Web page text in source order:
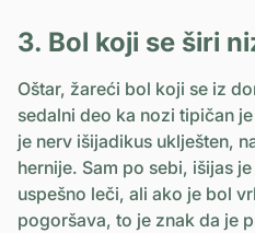
3. Bol koji se širi
Oštar, žareći bol koji se iz
sedalni deo ka nozi tipičan
je nerv išijadikus uklješten,
hernije. Sam po sebi, išijas
uspešno leči, ali ako je bol
pogoršava, to je znak da je